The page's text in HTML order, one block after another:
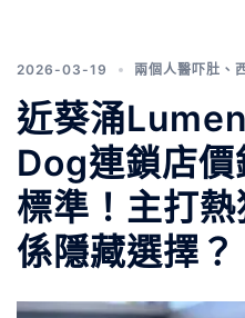
2026-03-19 兩個人醫吓肚 、
近葵涌
Dog連鎖店
標準！主打
係隱藏選擇？